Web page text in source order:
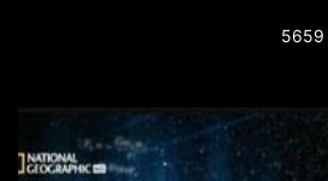
5659